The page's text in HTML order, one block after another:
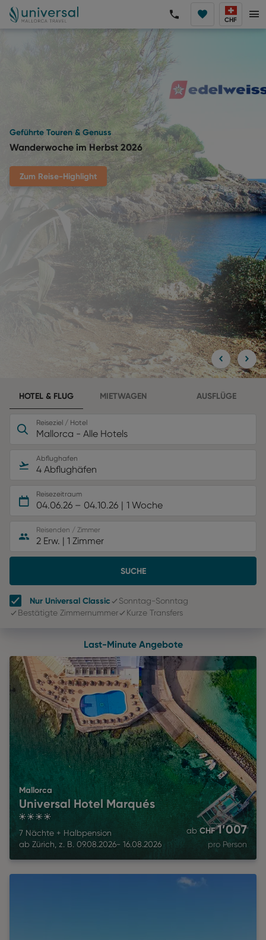
CHF
Geführte Touren & Genuss
Wanderwoche im Herbst 2026
Zum Reise-Highlight
HOTEL & FLUG MIETWAGEN AUSFLÜGE
Reiseziel / Hotel
Mallorca - Alle Hotels
Abflughafen
4 Abflughäfen
Reisezeitraum
04.06.26 – 04.10.26 1 Woche
Reisenden / Zimmer
2 Erw. | 1 Zimmer
SUCHE
Nur Universal Classic
Sonntag-Sonntag
Bestätigte Zimmernummer
Kurze Transfers
Last-Minute Angebote
Mallorca
Universal Hotel Marqués
7 Nächte + Halbpension
ab Zürich z. B. 09.08.2026- 16.08.2026
ab CHF1’007
pro Person